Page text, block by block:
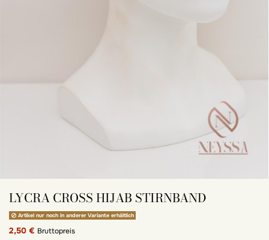
LYCRA CROSS HIJAB STIRNBAND
Artikel nur noch in anderer Variante erhältlich
2,50 € Bruttopreis